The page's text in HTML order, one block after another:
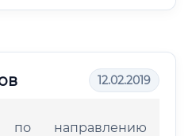
12.02.2019
направлению